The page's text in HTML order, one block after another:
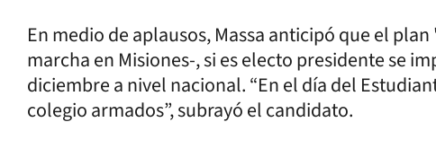
En medio de aplausos, Massa anticipó que el
marcha en Misiones-, si es electo presidente se
diciembre a nivel nacional. “En el día del
colegio armados”, subrayó el candidato.